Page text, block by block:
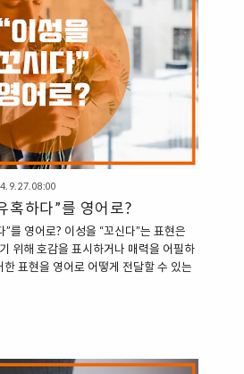
9. 27. 08:00
혹하다”를 영어로?
”를 영어로? 이성을 “꼬신다”는 표현은
위해 호감을 표시하거나 매력을 어필하
표현을 영어로 어떻게 전달할 수 있는
서 이성을 꼬시려고 했다.)“He tried to